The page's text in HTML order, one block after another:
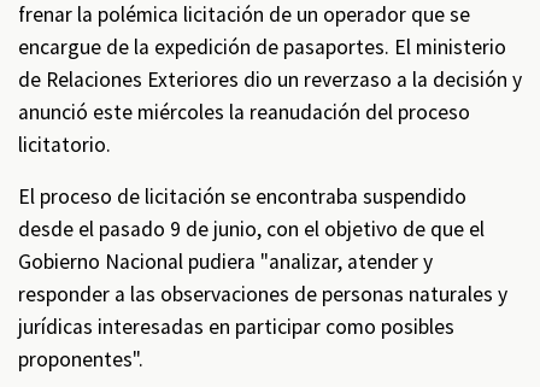
frenar la polémica licitación de un operador que se
encargue de la expedición de pasaportes. El ministerio
de Relaciones Exteriores dio un reverzaso a la decisión y
anunció este miércoles la reanudación del proceso
licitatorio.
El proceso de licitación se encontraba suspendido
desde el pasado 9 de junio, con el objetivo de que el
Gobierno Nacional pudiera "analizar, atender y
responder a las observaciones de personas naturales y
jurídicas interesadas en participar como posibles
proponentes".